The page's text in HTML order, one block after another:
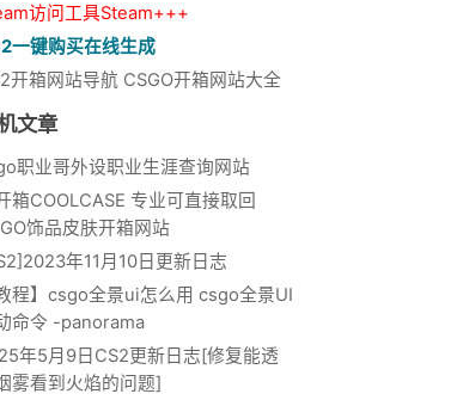
访问工具Steam+++
一键购买在线生成
开箱网站导航 CSGO开箱网站大全
文章
职业哥外设职业生涯查询网站
箱COOLCASE 专业可直接取回
饰品皮肤开箱网站
年11月10日更新日志
教程】csgo全景ui怎么用 csgo全景UI
命令 -panorama
年5月9日CS2更新日志[修复能透
雾看到火焰的问题]